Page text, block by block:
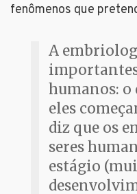
fenômenos que
A
humanos: o
eles
diz que os
seres
estágio